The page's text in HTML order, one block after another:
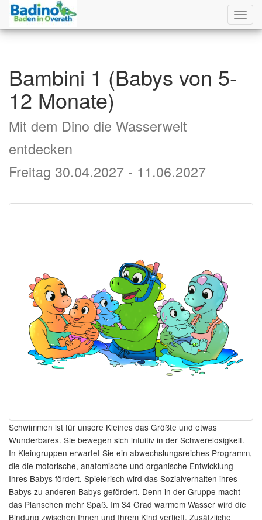
Bambini 1 (Babys von 5-
12 Monate)
Mit dem Dino die Wasserwelt
entdecken
Freitag 30.04.2027 - 11.06.2027
Schwimmen ist für unsere Kleines das Größte und etwas
Wunderbares. Sie bewegen sich intuitiv in der Schwerelosigkeit.
In Kleingruppen erwartet Sie ein abwechslungsreiches Programm,
die die motorische, anatomische und organische Entwicklung
Ihres Babys fördert. Spielerisch wird das Sozialverhalten ihres
Babys zu anderen Babys gefördert. Denn in der Gruppe macht
das Planschen mehr Spaß. Im 34 Grad warmem Wasser wird die
Bindung zwischen Ihnen und Ihrem Kind vertieft. Zusätzliche